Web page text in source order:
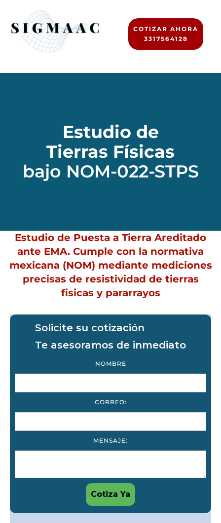
COTIZAR AHORA
3317564128
Estudio de
Tierras Físicas
bajo NOM-022-STPS
Estudio de Puesta a Tierra Areditado
ante EMA. Cumple con la normativa
mexicana (NOM) mediante mediciones
precisas de resistividad de tierras
fisicas y pararrayos
Solicite su cotización
Te asesoramos de inmediato
NOMBRE
CORREO:
MENSAJE: